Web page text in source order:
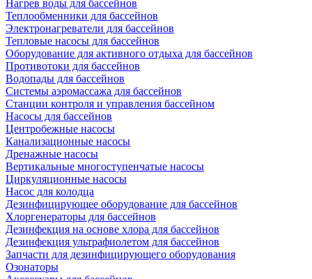
Нагрев воды для бассейнов
Теплообменники для бассейнов
Электронагреватели для бассейнов
Тепловые насосы для бассейнов
Оборудование для активного отдыха для бассейнов
Противотоки для бассейнов
Водопады для бассейнов
Системы аэромассажа для бассейнов
Станции контроля и управления бассейном
Насосы для бассейнов
Центробежные насосы
Канализационные насосы
Дренажные насосы
Вертикальные многоступенчатые насосы
Циркуляционные насосы
Насос для колодца
Дезинфицирующее оборудование для бассейнов
Хлоргенераторы для бассейнов
Дезинфекция на основе хлора для бассейнов
Дезинфекция ультрафиолетом для бассейнов
Запчасти для дезинфицирующего оборудования
Озонаторы